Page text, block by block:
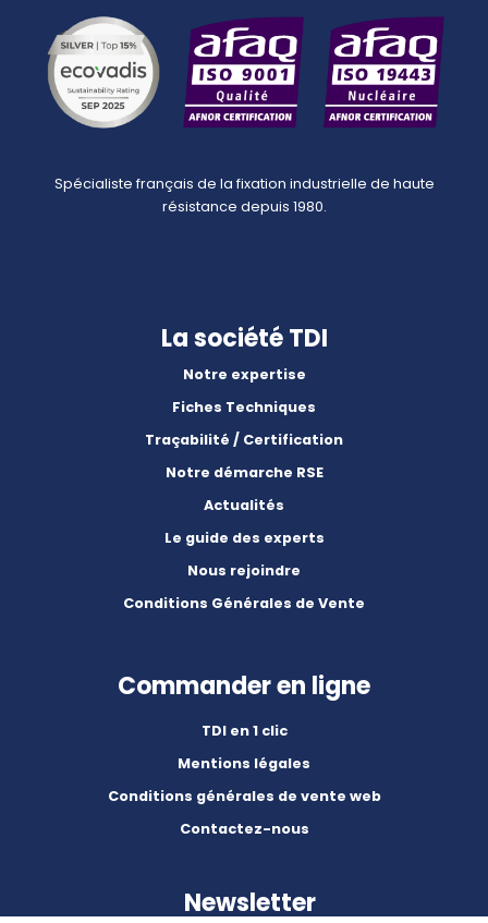
Spécialiste français de la fixation industrielle de haute
résistance depuis 1980.
La société TDI
Notre expertise
Fiches Techniques
Traçabilité / Certification
Notre démarche RSE
Actualités
Le guide des experts
Nous rejoindre
Conditions Générales de Vente
Commander en ligne
TDI en 1 clic
Mentions légales
Conditions générales de vente web
Contactez-nous
Newsletter